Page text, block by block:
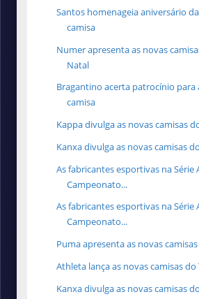
Santos homenageia aniversário
camisa
Numer apresenta as novas
Natal
Bragantino acerta patrocínio para
camisa
Kappa divulga as novas camisas
Kanxa divulga as novas camisas
As fabricantes esportivas na Série
Campeonato...
As fabricantes esportivas na Série
Campeonato...
Puma apresenta as novas
Athleta lança as novas camisas
Kanxa divulga as novas camisas